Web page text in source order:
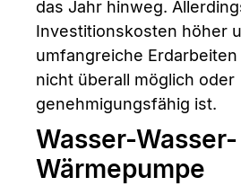
das Jahr hinweg.
Investitionskosten höher
umfangreiche
nicht überall möglich oder
genehmigungsfähig ist.
Wasser-Wasser-
Wärmepumpe